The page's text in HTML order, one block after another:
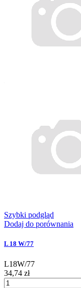
Szybki podgląd
Dodaj do porównania
L 18 W/77
L18W/77
34,74 zł